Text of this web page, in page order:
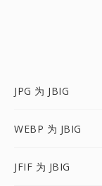
JPG 为 JBIG
WEBP 为 JBIG
JFIF 为 JBIG